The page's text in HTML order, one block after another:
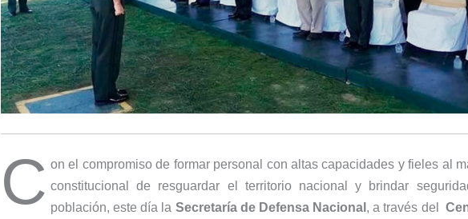
C on el compromiso de formar personal con altas capacidades y fieles al
constitucional de resguardar el territorio nacional y brindar
población, este día la Secretaría de Defensa Nacional , a través del